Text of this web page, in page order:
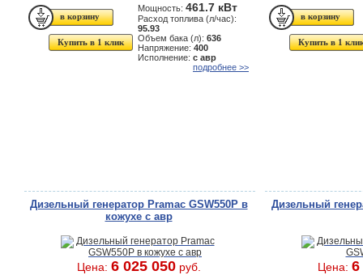
Купить в 1 клик
Мощность: 461.7 кВт
Расход топлива (л/час):
95.93
Объем бака (л): 636
Напряжение: 400
Исполнение: с авр
подробнее >>
Купить в 1
Дизельный генератор Pramac GSW550P в
кожухе с авр
Цена: 6 025 050руб.
Дизельный
Цена: 6